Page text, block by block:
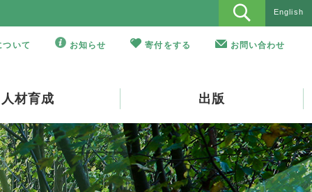
English
いて お知らせ 寄付をする お問い合わせ
人材育成 出版